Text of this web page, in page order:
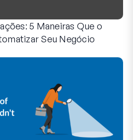
5 Maneiras Que o
Seu Negócio